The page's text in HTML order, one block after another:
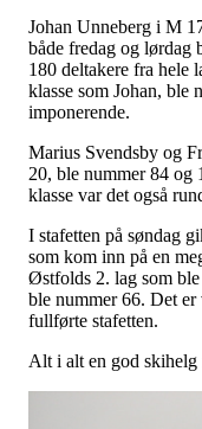
Johan Unneberg i M
både fredag og lørdag
180 deltakere fra hele
klasse som Johan, ble
imponerende.
Marius Svendsby og
20, ble nummer 84 og
klasse var det også
I stafetten på søndag
som kom inn på en
Østfolds 2. lag som
ble nummer 66. Det er
fullførte stafetten.
Alt i alt en god skihelg